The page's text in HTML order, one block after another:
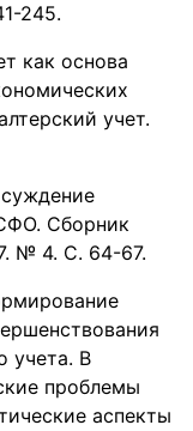
245.
как основа
учет.
Сборник
№ 4. С. 64-67.
учета. В
проблемы
аспекты